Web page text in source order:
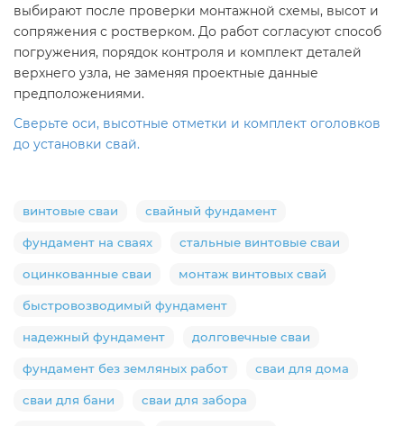
выбирают после проверки монтажной схемы, высот и
сопряжения с ростверком. До работ согласуют способ
погружения, порядок контроля и комплект деталей
верхнего узла, не заменяя проектные данные
предположениями.
Сверьте оси, высотные отметки и комплект оголовков
до установки свай.
винтовые сваи свайный фундамент
фундамент на сваях стальные винтовые сваи
оцинкованные сваи монтаж винтовых свай
быстровозводимый фундамент
надежный фундамент долговечные сваи
фундамент без земляных работ сваи для дома
сваи для бани сваи для забора